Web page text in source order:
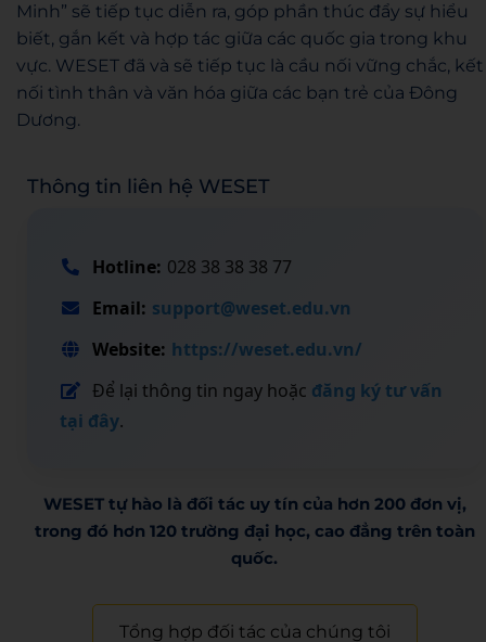
Minh” sẽ tiếp tục diễn ra, góp phần thúc đẩy sự hiểu
biết, gắn kết và hợp tác giữa các quốc gia trong khu
vực. WESET đã và sẽ tiếp tục là cầu nối vững chắc, kết
nối tình thân và văn hóa giữa các bạn trẻ của Đông
Dương.
Thông tin liên hệ WESET
Hotline: 028 38 38 38 77
Email: support@weset.edu.vn
Website: https://weset.edu.vn/
Để lại thông tin ngay hoặc đăng ký tư vấn
tại đây.
WESET tự hào là đối tác uy tín của hơn 200 đơn vị,
trong đó hơn 120 trường đại học, cao đẳng trên toàn
quốc.​
Tổng hợp đối tác của chúng tôi